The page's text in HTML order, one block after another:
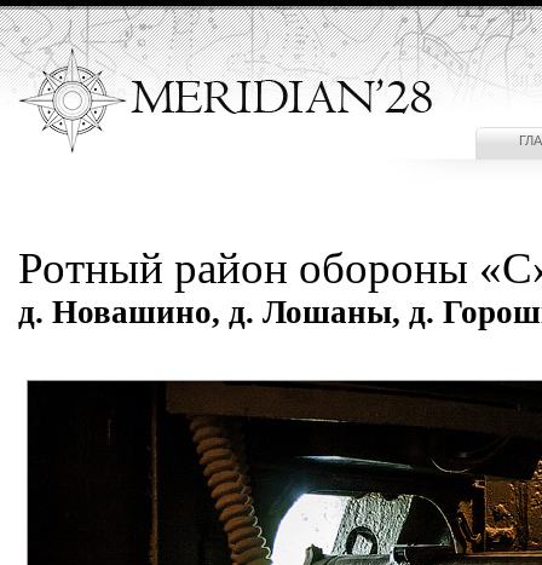
Ротный район обороны
д. Новашино, д. Лошаны, д.